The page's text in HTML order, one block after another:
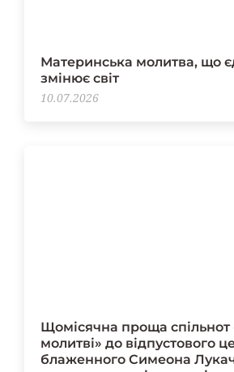
Материнська молитва, що
змінює світ
10.07.2026
Щомісячна проща спільнот
молитві» до відпустового
блаженного Симеона